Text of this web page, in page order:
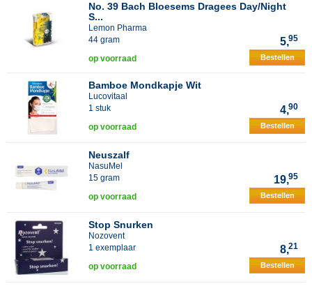
No. 39 Bach Bloesems Dragees Day/Night
S...
Lemon Pharma
44 gram
5,95
op voorraad Bestellen
Bamboe Mondkapje Wit
Lucovitaal
1 stuk
4,90
op voorraad Bestellen
Neuszalf
NasuMel
15 gram
19,95
op voorraad Bestellen
Stop Snurken
Nozovent
1 exemplaar
8,21
op voorraad Bestellen